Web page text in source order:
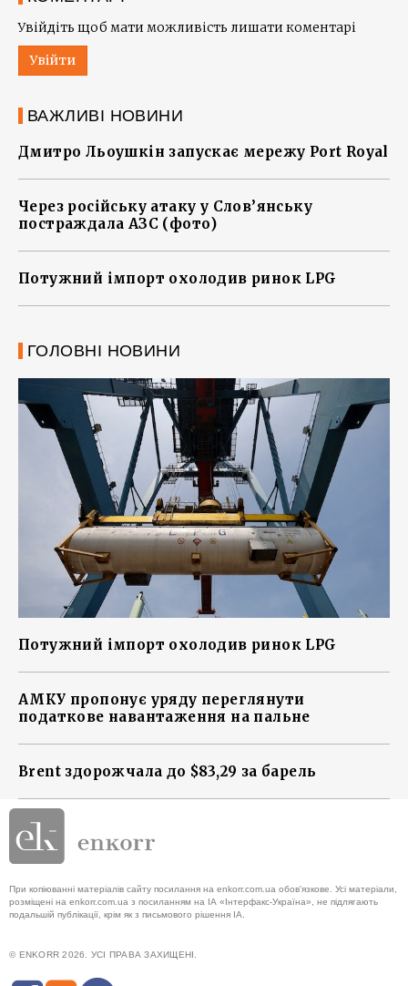
Увійдіть щоб мати можливість лишати коментарі
Увійти
ВАЖЛИВІ НОВИНИ
Дмитро Льоушкін запускає мережу Port Royal
Через російську атаку у Слов’янську
постраждала АЗС (фото)
Потужний імпорт охолодив ринок LPG
ГОЛОВНІ НОВИНИ
Потужний імпорт охолодив ринок LPG
АМКУ пропонує уряду переглянути
податкове навантаження на пальне
Brent здорожчала до $83,29 за барель
При копіюванні матеріалів сайту посилання на enkorr.com.ua обов'язкове. Усі матеріали,
розміщені на enkorr.com.ua з посиланням на ІА «Інтерфакс-Україна», не підлягають
подальшій публікації, крім як з письмового рішення ІА.
© ENKORR 2026. УСІ ПРАВА ЗАХИЩЕНІ.